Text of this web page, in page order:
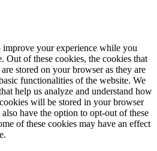
improve your experience while you
Out of these cookies, the cookies that
stored on your browser as they are
functionalities of the website. We
help us analyze and understand how
will be stored in your browser
have the option to opt-out of these
of these cookies may have an effect